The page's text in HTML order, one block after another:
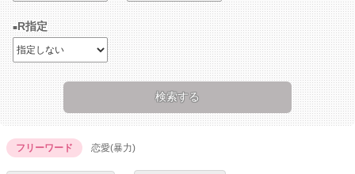
R指定
フリーワード 恋愛(暴力)